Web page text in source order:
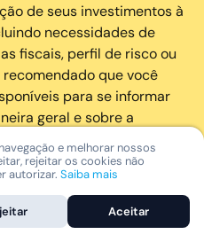
de seus investimentos à
necessidades de
fiscais, perfil de risco ou
que você
para se informar
geral e sobre a
Questões fiscais ou
realizados através da
próprios clientes. A
nenhum tipo de
e melhorar nossos
rejeitar os cookies não
autorizar. Saiba mais
Aceitar